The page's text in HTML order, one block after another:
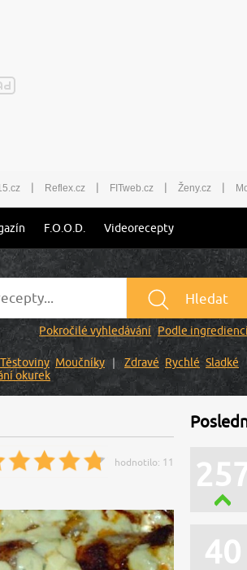
| Reflex.cz | FITweb.cz | Ženy.cz |
F.O.O.D. Videorecepty
Hledat
Pokročilé vyhledávání Podle
Těstoviny Moučníky Zdravé Rychlé Sladké
okurek
hodnotilo: 11
40